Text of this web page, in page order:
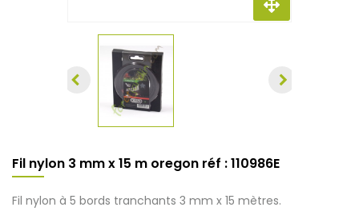
Fil nylon 3 mm x 15 m oregon réf : 110986E
Fil nylon à 5 bords tranchants 3 mm x 15 mètres.